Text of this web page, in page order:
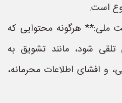
است.
ملی:** هرگونه محتوایی که
شود، مانند تشویق به
و افشای اطلاعات محرمانه،